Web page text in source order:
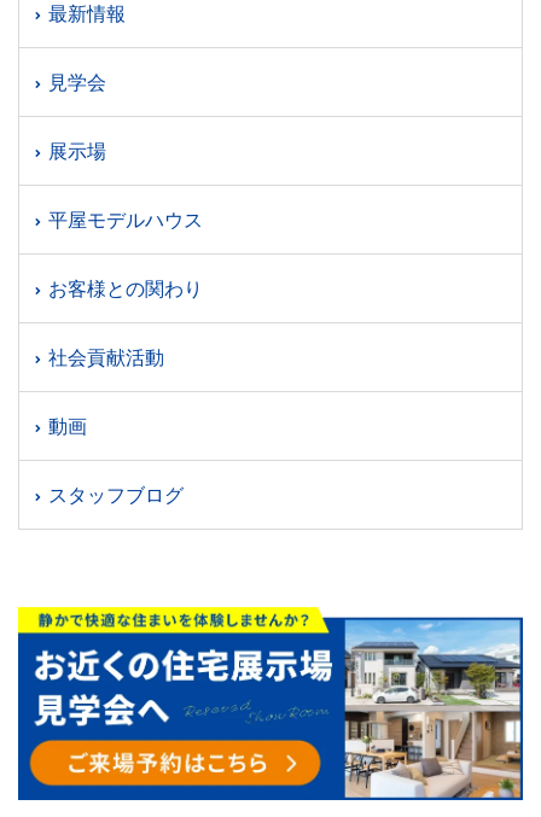
最新情報
見学会
展示場
平屋モデルハウス
お客様との関わり
社会貢献活動
動画
スタッフブログ